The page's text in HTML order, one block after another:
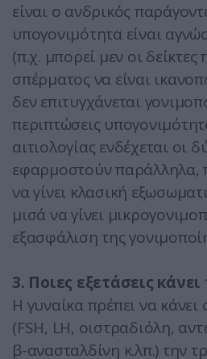
είναι ο ανδρικός
υπογονιμότητα είναι
(π.χ. μπορεί μεν οι δείκτες
σπέρματος να είναι
δεν επιτυγχάνεται
περιπτώσεις
αιτιολογίας ενδέχεται οι
εφαρμοστούν παράλληλα,
να γίνει κλασική
μισά να γίνει
εξασφάλιση της
3. Ποιες εξετάσεις κάνει
Η γυναίκα πρέπει να κάνει
(FSH, LΗ, οιστραδιόλη,
β-ανασταλδίνη κ.λπ.) την